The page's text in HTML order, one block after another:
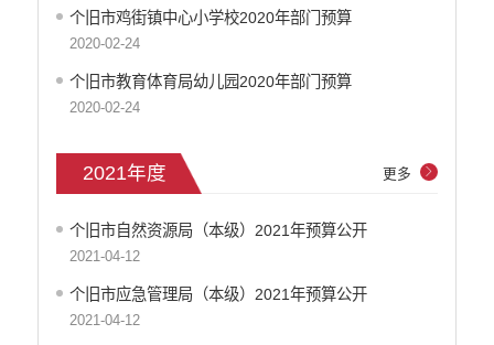
个旧市鸡街镇中心小学校2020年部门预算
2020-02-24
个旧市教育体育局幼儿园2020年部门预算
2020-02-24
2021年度
个旧市自然资源局（本级）2021年预算公开
2021-04-12
个旧市应急管理局（本级）2021年预算公开
2021-04-12
更多